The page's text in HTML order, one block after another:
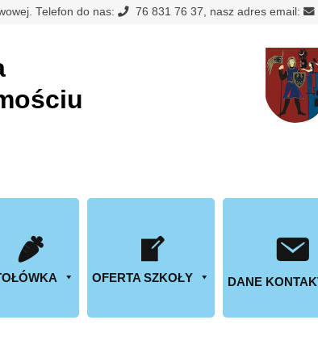
Telefon do nas: 76 831 76 37, nasz adres email:
OFERTA SZKOŁY DANE